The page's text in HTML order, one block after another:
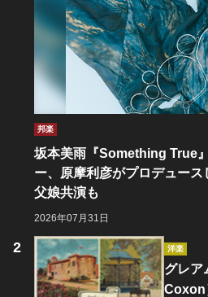
邦楽
坂本美雨『Something True
ー、原摩利彦がプロデュー
父娘共演も
2026年07月31日
洋楽
グレア
Coxon